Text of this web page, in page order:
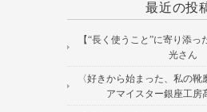
最近の投
【“長く使うこと”に寄り添
光さん
〈好きから始まった、私の
アマイスター銀座工房